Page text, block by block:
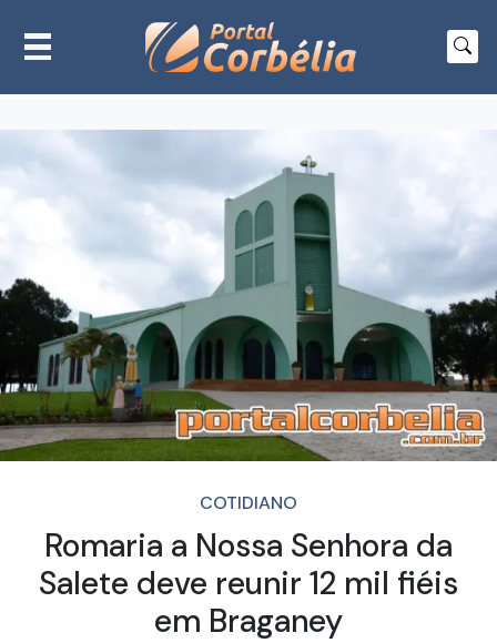
COTIDIANO
Romaria a Nossa Senhora da
Salete deve reunir 12 mil fiéis
em Braganey